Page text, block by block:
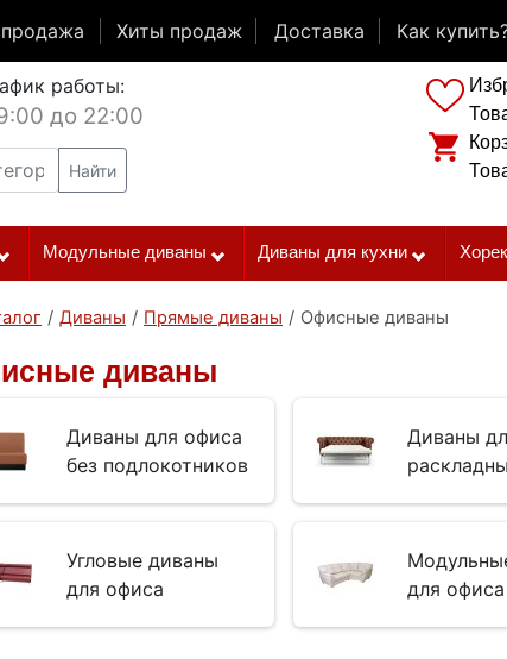
Хиты продаж Доставка Как
работы:
до 22:00
Найти
Модульные диваны Диваны для кухни
/ Диваны / Прямые диваны / Офисные диваны
диваны
Диваны для офиса
без подлокотников
Диваны
Угловые диваны
для офиса
для офиса